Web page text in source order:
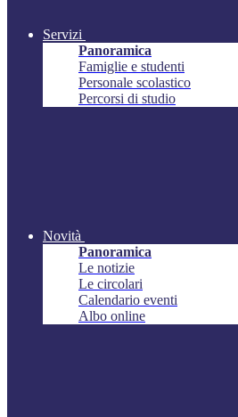
Servizi
Panoramica
Famiglie e studenti
Personale scolastico
Percorsi di studio
Novità
Panoramica
Le notizie
Le circolari
Calendario eventi
Albo online